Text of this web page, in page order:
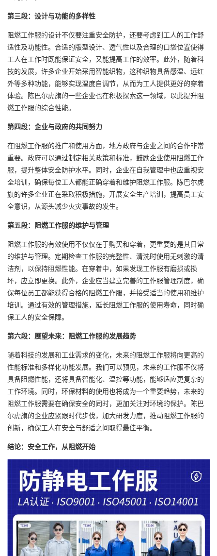
第三段：设计与功能的多样性
阻燃工作服的设计不仅要注重安全防护，还要考虑到工人的工作舒
适性及功能性。合适的版型设计、透气性以及合理的口袋位置使得
工人在工作时既能保证安全，又能提高工作的效率。此外，随着科
技的发展，许多企业开始采用智能织物，这种织物具备感温、远红
外等多种功能，能够实现温度自调节，从而为工人提供更好的穿着
体验。陈巴尔虎旗的一些企业也在积极探索这一领域，以此提升阻
燃工作服的综合性能。
第四段：企业与政府的共同努力
在阻燃工作服的推广和使用方面，地方政府与企业之间的合作非常
重要。政府可以通过制定相关政策和标准，鼓励企业使用阻燃工作
服，提升整体安全防护水平。同时，企业在自我管理中也应重视安
全培训，确保每位工人都能正确穿着和维护阻燃工作服。陈巴尔虎
旗的许多企业正在采取积极措施，开展安全生产培训，提高员工安
全意识，从源头减少火灾事故的发生。
第五段：阻燃工作服的维护与管理
阻燃工作服的有效使用不仅仅在于购买和穿着，更重要的是其日常
的维护与管理。定期检查工作服的完整性、清洗时使用无刺激的清
洁剂，以保持阻燃性能。在穿着中，如果发现工作服有磨损或损
坏，应立即更换。此外，企业应当建立完善的工作服管理制度，确
保每位员工都能获得合格的阻燃工作服，并接受适当的使用和维护
培训。通过有效的管理措施，延长阻燃工作服的使用寿命，同时确
保工人的安全保障。
第六段：展望未来：阻燃工作服的发展趋势
随着科技的发展和工业需求的变化，未来的阻燃工作服将向更高的
性能标准和多样化功能发展。我们可以预见，未来的工作服不仅将
具备阻燃性能，还将具备智能化、温控等功能，能够适应更复杂的
工作环境。同时，环保材料的使用也将成为一个重要趋势，未来的
阻燃工作服需要在确保安全的同时，更加关注对环境的保护。陈巴
尔虎旗的企业应紧跟时代步伐，加大研发力度，推动阻燃工作服的
创新，确保工人在安全与舒适之间取得最佳平衡。
结论：安全工作，从阻燃开始